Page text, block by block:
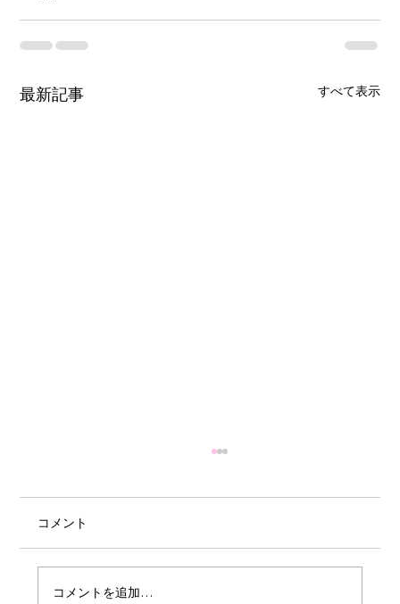
最新記事 すべて表示
コメント
コメントを追加…